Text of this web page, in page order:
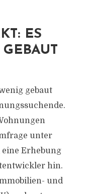
ES
gebaut
unter
Erhebung
hin.
und